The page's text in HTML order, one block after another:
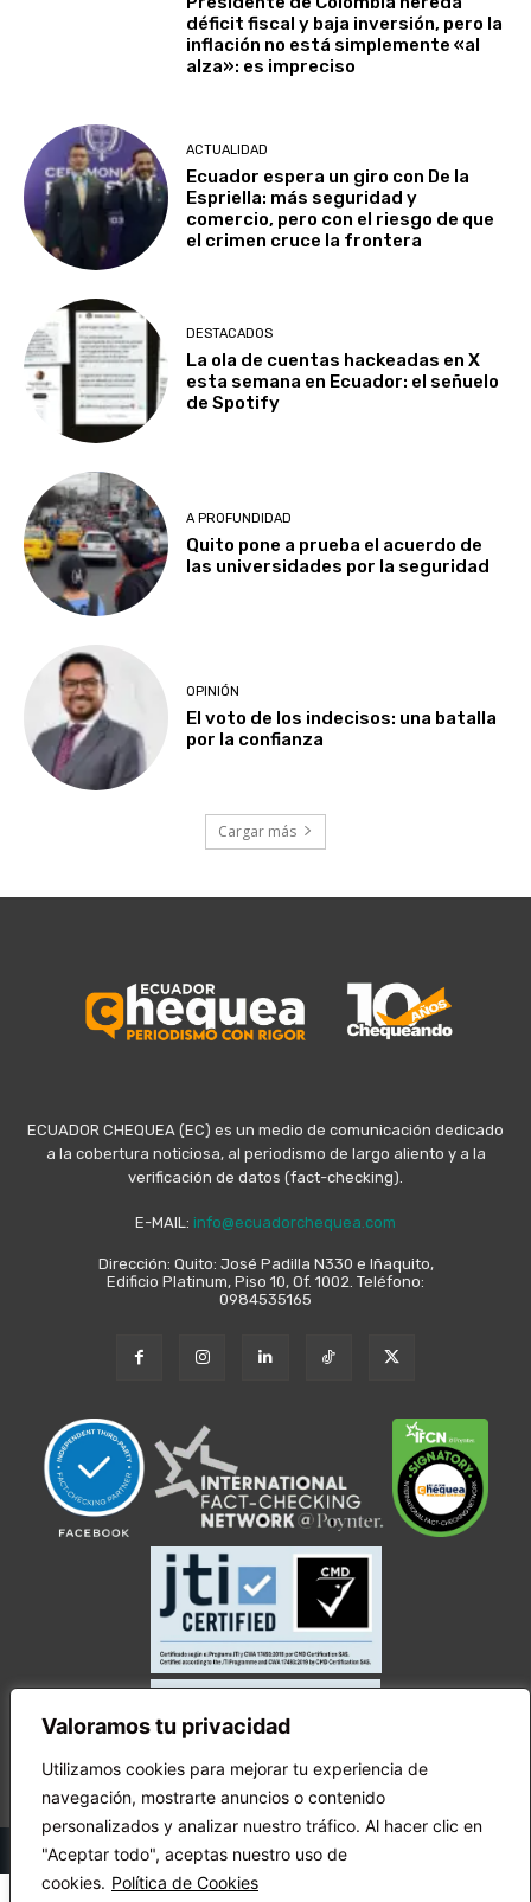
Valoramos tu privacidad
Utilizamos cookies para mejorar tu experiencia de
navegación, mostrarte anuncios o contenido
personalizados y analizar nuestro tráfico. Al hacer clic en
"Aceptar todo", aceptas nuestro uso de
cookies. Política de Cookies
déficit fiscal y baja inversión, pero la
inflación no está simplemente «al
alza»: es impreciso
ACTUALIDAD
Ecuador espera un giro con De la
Espriella: más seguridad y
comercio, pero con el riesgo de que
el crimen cruce la frontera
DESTACADOS
La ola de cuentas hackeadas en X
esta semana en Ecuador: el señuelo
de Spotify
A PROFUNDIDAD
Quito pone a prueba el acuerdo de
las universidades por la seguridad
OPINIÓN
El voto de los indecisos: una batalla
por la confianza
Cargar más
ECUADOR CHEQUEA (EC) es un medio de comunicación dedicado
a la cobertura noticiosa, al periodismo de largo aliento y a la
verificación de datos (fact-checking).
E-MAIL: info@ecuadorchequea.com
Dirección: Quito: José Padilla N330 e Iñaquito,
Edificio Platinum, Piso 10, Of. 1002. Teléfono:
0984535165
© Copyright Ecuador Chequea 2025.